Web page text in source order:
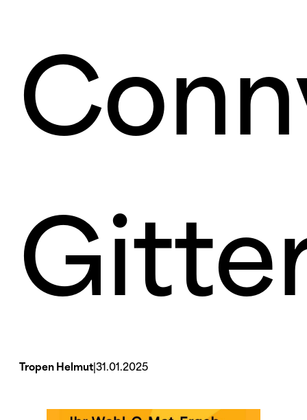
Tropen Helmut 31.01.2025